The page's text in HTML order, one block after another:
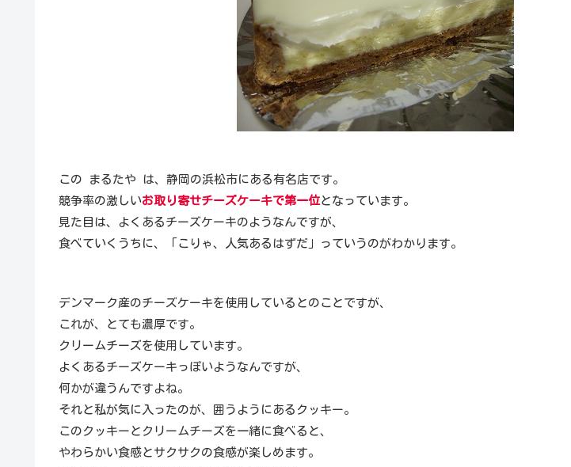
この まるたや は、静岡の浜松市にある有名店です。
競争率の激しいお取り寄せチーズケーキで第一位となっています。
見た目は、よくあるチーズケーキのようなんですが、
食べていくうちに、「こりゃ、人気あるはずだ」っていうのがわかります。
デンマーク産のチーズケーキを使用しているとのことですが、
これが、とても濃厚です。
クリームチーズを使用しています。
よくあるチーズケーキっぽいようなんですが、
何かが違うんですよね。
それと私が気に入ったのが、囲うようにあるクッキー。
このクッキーとクリームチーズを一緒に食べると、
やわらかい食感とサクサクの食感が楽しめます。